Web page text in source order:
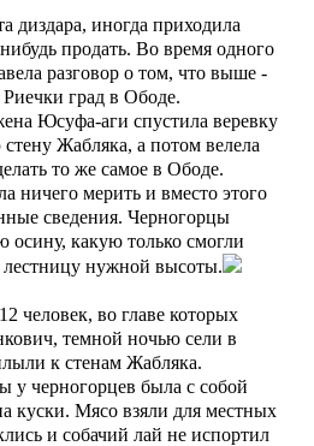
диздара, иногда приходила
продать. Во время одного
разговор о том, что выше -
град в Ободе.
Юсуфа-аги спустила веревку
Жабляка, а потом велела
то же самое в Ободе.
ничего мерить и вместо этого
сведения. Черногорцы
какую только смогли
лестницу нужной высоты.
человек, во главе которых
темной ночью сели в
к стенам Жабляка.
у черногорцев была с собой
куски. Мясо взяли для местных
и собачий лай не испортил